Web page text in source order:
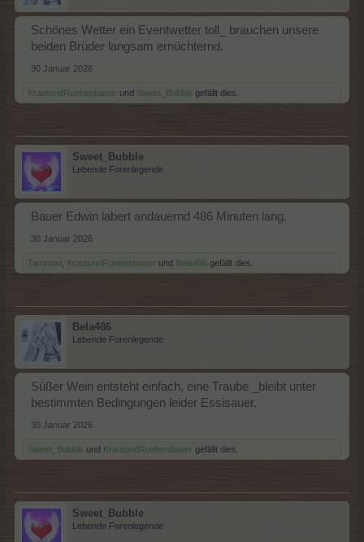
Schönes Wetter ein Eventwetter toll_ brauchen unsere
beiden Brüder langsam ernüchternd.
30 Januar 2026
KrautundRuebenbauer und Sweet_Bubble gefällt dies.
Sweet_Bubble
Lebende Forenlegende
Bauer Edwin labert andauernd 486 Minuten lang.
30 Januar 2026
Tammoo KrautundRuebenbauer und Bela486 gefällt dies.
Bela486
Lebende Forenlegende
Süßer Wein entsteht einfach, eine Traube _bleibt unter
bestimmten Bedingungen leider Essisauer.
30 Januar 2026
Sweet_Bubble und KrautundRuebenbauer gefällt dies.
Sweet_Bubble
Lebende Forenlegende